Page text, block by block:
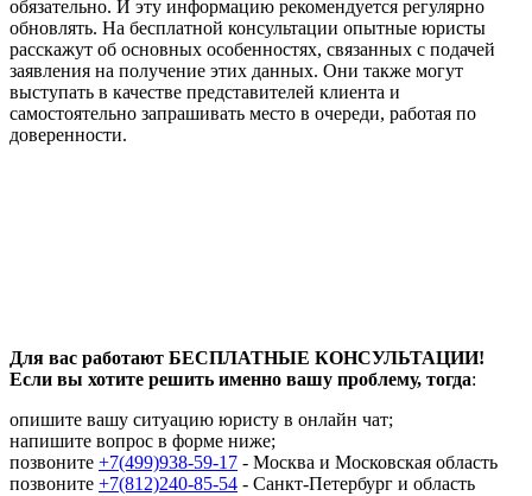
обязательно. И эту информацию рекомендуется регулярно
обновлять. На бесплатной консультации опытные юристы
расскажут об основных особенностях, связанных с подачей
заявления на получение этих данных. Они также могут
выступать в качестве представителей клиента и
самостоятельно запрашивать место в очереди, работая по
доверенности.
Для вас работают БЕСПЛАТНЫЕ КОНСУЛЬТАЦИИ!
Если вы хотите решить именно вашу проблему, тогда:
опишите вашу ситуацию юристу в онлайн чат;
напишите вопрос в форме ниже;
позвоните +7(499)938-59-17 - Москва и Московская область
позвоните +7(812)240-85-54 - Санкт-Петербург и область